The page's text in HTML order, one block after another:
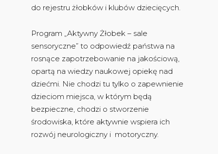
do rejestru żłobków i klubów dziecięcych.
Program „Aktywny Żłobek – sale
sensoryczne” to odpowiedź państwa na
rosnące zapotrzebowanie na jakościową,
opartą na wiedzy naukowej opiekę nad
dziećmi. Nie chodzi tu tylko o zapewnienie
dzieciom miejsca, w którym będą
bezpieczne, chodzi o stworzenie
środowiska, które aktywnie wspiera ich
rozwój neurologiczny i motoryczny.